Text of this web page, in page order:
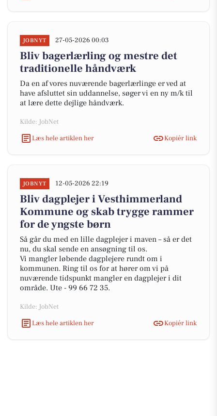
JOBNYT 27-05-2026 00:03
Bliv bagerlærling og mestre det
traditionelle håndværk
Da en af vores nuværende bagerlærlinge er ved at
have afsluttet sin uddannelse, søger vi en ny m/k til
at lære dette dejlige håndværk.
Kilde: JobNet
Læs hele artiklen her
Kopiér link
JOBNYT 12-05-2026 22:19
Bliv dagplejer i Vesthimmerland
Kommune og skab trygge rammer
for de yngste børn
Så går du med en lille dagplejer i maven – så er det
nu, du skal sende en ansøgning til os.
Vi mangler løbende dagplejere rundt om i
kommunen. Ring til os for at hører om vi på
nuværende tidspunkt mangler en dagplejer i dit
område. Ute - 99 66 72 35.
Kilde: JobNet
Læs hele artiklen her
Kopiér link